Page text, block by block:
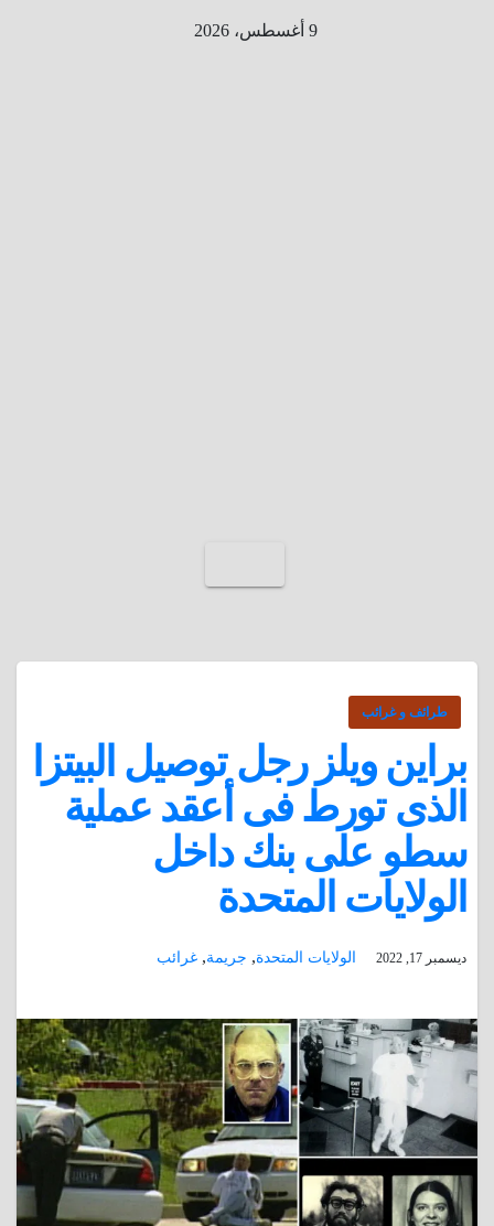
9 أغسطس، 2026
طرائف و غرائب
براين ويلز رجل توصيل البيتزا
الذى تورط فى أعقد عملية
سطو على بنك داخل
الولايات المتحدة
ديسمبر 17, 2022 الولايات المتحدة, جريمة, غرائب